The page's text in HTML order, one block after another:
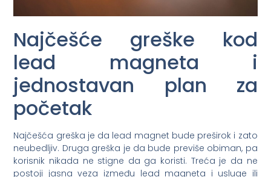
Najčešće greške kod
lead magneta i
jednostavan plan za
početak
Najčešća greška je da lead magnet bude preširok i zato
neubedljiv. Druga greška je da bude previše obiman, pa
korisnik nikada ne stigne da ga koristi. Treća je da ne
postoji jasna veza između lead magneta i usluge ili